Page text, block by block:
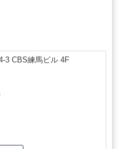
3 CBS練馬ビル 4F